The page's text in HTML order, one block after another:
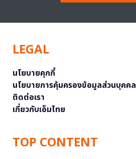
LEGAL
นโยบายคุกกี้
นโยบายการคุ้มครองข้อมูลส่วนบุคคล
ติดต่อเรา
เกี่ยวกับเอ็มไทย
TOP CONTENT